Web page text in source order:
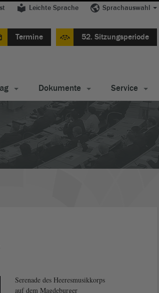
Leichte Sprache Sprachauswahl
Termine 52. Sitzungsperiode
Dokumente Service
Serenade des Heeresmusikkorps
auf dem Magdeburger